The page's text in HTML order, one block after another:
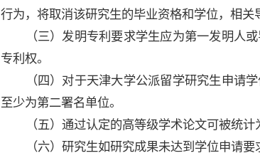
行为，将取消该研究生的毕业资格和学位，相关
（三）发明专利要求学生应为第一发明人
专利权。
（四） 对于天津大学公派留学研究生申请
至少为第二署名单位。
（五） 通过认定的高等级学术论文可被统计
（六） 研究生如研究成果未达到学位申请要